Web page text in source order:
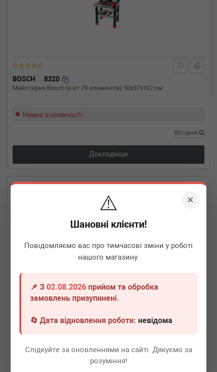
×
⚠️
Шановні клієнти!
Повідомляємо вас про тимчасові зміни у роботі
нашого магазину.
📌 З02.08.2026 прийом та обробка
замовлень призупинені.
🔄 Дата відновлення роботи:невідома
Слідкуйте за оновленнями на сайті. Дякуємо за
розуміння!
BOSCH 8320
Майстерня Bosch (к-кт 79 елементів) 50x37x102 см
Немає в наявності
Всі ціни
Докладніше
BOSCH 8122
Немає в наявності
Всі ціни